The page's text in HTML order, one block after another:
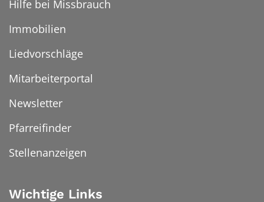
Hilfe bei Missbrauch
Immobilien
Liedvorschläge
Mitarbeiterportal
Newsletter
Pfarreifinder
Stellenanzeigen
Wichtige Links